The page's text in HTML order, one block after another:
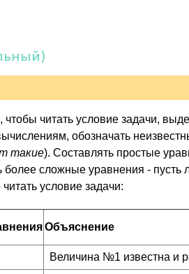
читать условие задачи,
обозначать
такие). Составлять простые
более сложные уравнения - пусть
условие задачи:
Объяснение
Величина №1 известна и